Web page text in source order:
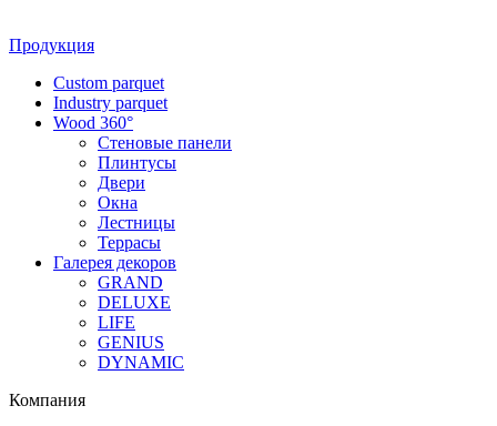
Продукция
Custom parquet
Industry parquet
Wood 360°
Стеновые панели
Плинтусы
Двери
Окна
Лестницы
Террасы
Галерея декоров
GRAND
DELUXE
LIFE
GENIUS
DYNAMIC
Компания